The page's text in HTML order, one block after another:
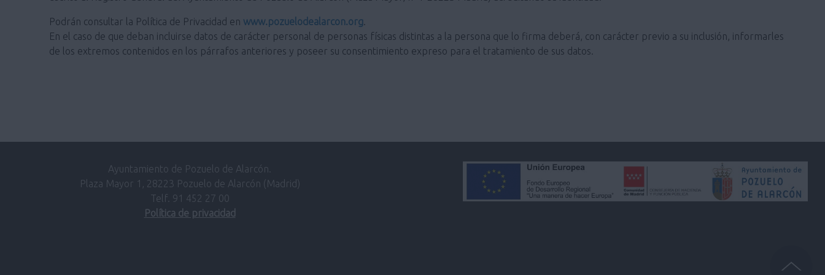
Podrán consultar la Política de Privacidad en www.pozuelodealarcon.org.
En el caso de que deban incluirse datos de carácter personal de personas físicas distintas a la persona que lo firma deberá, con carácter previo a su inclusión, informarles
de los extremos contenidos en los párrafos anteriores y poseer su consentimiento expreso para el tratamiento de sus datos.
Ayuntamiento de Pozuelo de Alarcón.
Plaza Mayor 1, 28223 Pozuelo de Alarcón (Madrid)
Telf. 91 452 27 00
Política de privacidad